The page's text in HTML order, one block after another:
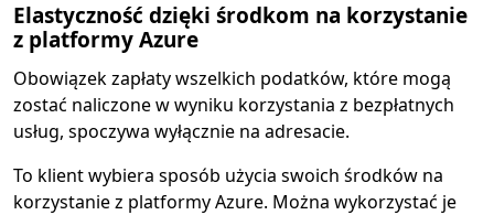
Elastyczność dzięki środkom na korzystanie
z platformy Azure
Obowiązek zapłaty wszelkich podatków, które mogą
zostać naliczone w wyniku korzystania z bezpłatnych
usług, spoczywa wyłącznie na adresacie.
To klient wybiera sposób użycia swoich środków na
korzystanie z platformy Azure. Można wykorzystać je